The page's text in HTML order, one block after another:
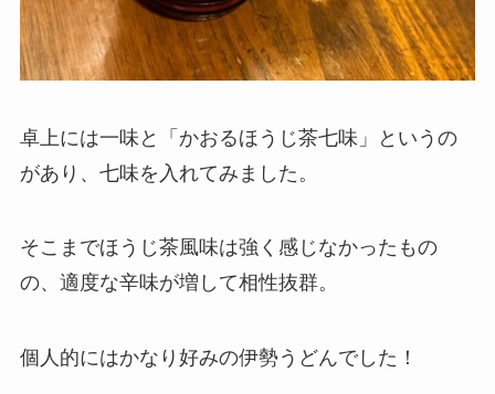
卓上には一味と「かおるほうじ茶七味」というの
があり、七味を入れてみました。
そこまでほうじ茶風味は強く感じなかったもの
の、適度な辛味が増して相性抜群。
個人的にはかなり好みの伊勢うどんでした！